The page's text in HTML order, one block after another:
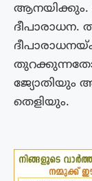
ആനയിക്കും.
ദീപാരാധന.
തെളിയും.